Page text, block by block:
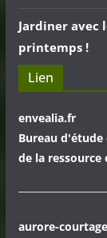
Jardiner avec
printemps !
Lien
envealia.fr
Bureau
de la ressource
aurore-